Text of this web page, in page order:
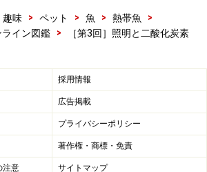
趣味 > ペット > 魚 > 熱帯魚
>
イン図鑑
> ［第3回］照明と二酸化炭素
採用情報
広告掲載
プライバシーポリシー
著作権・商標・免責
注意 サイトマップ